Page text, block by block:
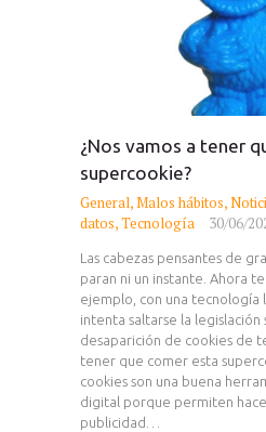
¿Nos vamos a tener
supercookie?
General,Malos hábitos,
datos,Tecnología 30/06/
Las cabezas pensantes de
paran ni un instante. Ahora
ejemplo, con una tecnología
intenta saltarse la legislación
desaparición de cookies de
tener que comer esta
cookies son una buena
digital porque permiten
publicidad…